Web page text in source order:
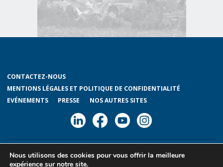
CONTACTEZ-NOUS
MENTIONS LÉGALES ET POLITIQUE DE CONFIDENTIALITÉ
EVÉNEMENTS
PRESSE NOS AUTRES SITES
©2024 GREOVA asbl -Mentions légales
Nous utilisons des cookies pour vous offrir la meilleure
expérience sur notre site.